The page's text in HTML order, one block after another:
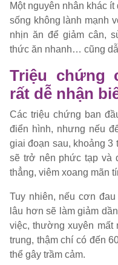
Một nguyên nhân khác
sống không lành mạnh
nhịn ăn để giảm cân,
thức ăn nhanh… cũng
Triệu chứng
rất dễ nhận
Các triệu chứng ban
điển hình, nhưng nếu
giai đoạn sau, khoảng 3
sẽ trở nên phức tạp và
thẳng, viêm xoang mãn
Tuy nhiên, nếu cơn
lâu hơn sẽ làm giảm
việc, thường xuyên mất
trung, thậm chí có đến
thể gây trầm cảm.